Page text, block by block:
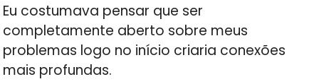
Eu costumava pensar que ser
completamente aberto sobre meus
problemas logo no início criaria conexões
mais profundas.